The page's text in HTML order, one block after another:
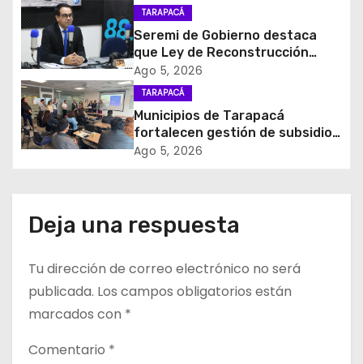
t
r
a
d
para el retiro de cables en
desuso en Iquique
TARAPACÁ
Seremi de Gobierno destaca
que Ley de Reconstrucción
Nacional impulsará la inversión
y el empleo en Tarapacá
Ago 5, 2026
TARAPACÁ
Municipios de Tarapacá
fortalecen gestión de subsidios
de agua potable en jornada
Ago 5, 2026
Deja una respuesta
Tu dirección de correo electrónico no será
publicada. Los campos obligatorios están
marcados con *
Comentario *